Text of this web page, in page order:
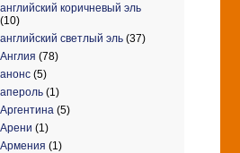
английский коричневый эль
(10)
английский светлый эль (37)
Англия (78)
анонс (5)
апероль (1)
Аргентина (5)
Арени (1)
Армения (1)